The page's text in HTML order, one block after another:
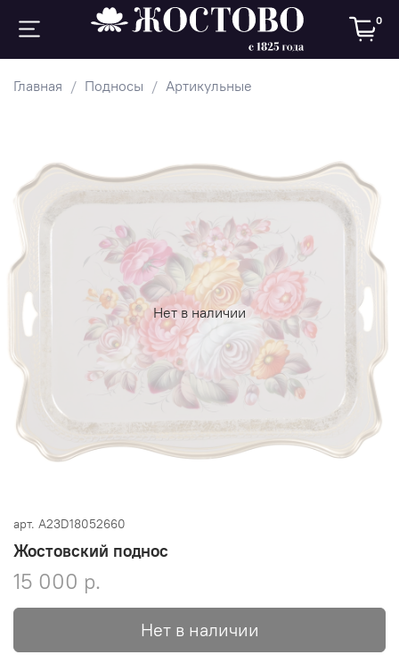
0
Главная Подносы Артикульные
Нет в наличии
арт. A23D18052660
Жостовский поднос
15 000 р.
Нет в наличии